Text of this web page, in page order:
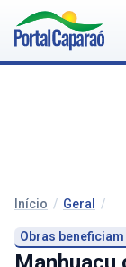
Início / Geral /
Obras